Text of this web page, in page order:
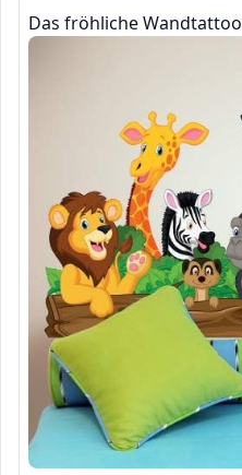
Das fröhliche Wandtattoo